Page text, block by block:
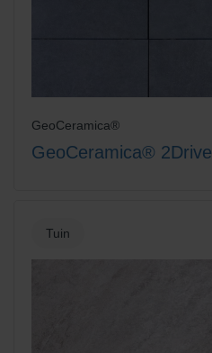
GeoCeramica®
GeoCeramica® 2Drive
Tuin